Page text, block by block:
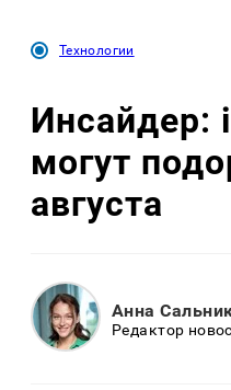
Технологии
Инсайдер:
могут
августа
Анна
Редактор